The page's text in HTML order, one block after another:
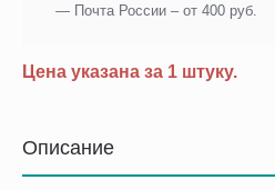
— Почта России – от 400 руб.
Цена указана за 1 штуку.
Описание